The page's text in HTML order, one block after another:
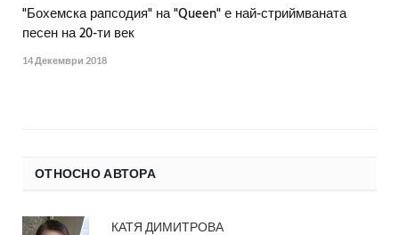
"Бохемска рапсодия" на "Queen" е най-стриймваната
песен на 20-ти век
14 Декември 2018
ОТНОСНО АВТОРА
КАТЯ ДИМИТРОВА